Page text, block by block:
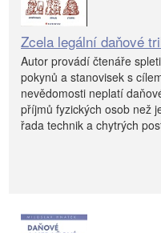
Zcela legální daňové
Autor provádí čtenáře
pokynů a stanovisek s
nevědomosti neplatí
příjmů fyzických osob než
řada technik a chytrých